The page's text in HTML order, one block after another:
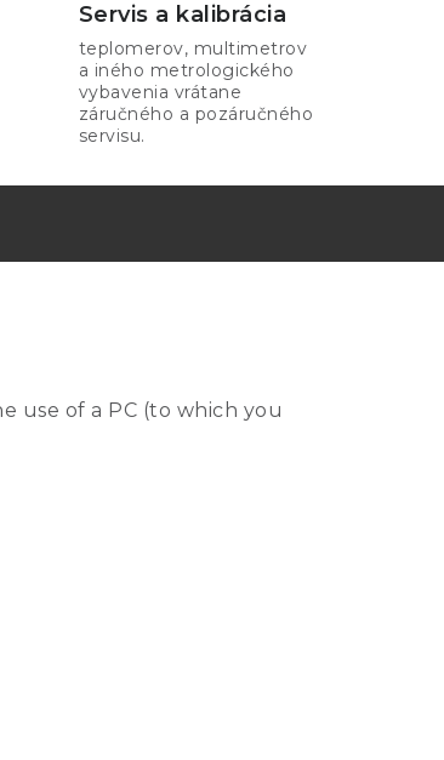
Servis a kalibrácia
teplomerov, multimetrov
a iného metrologického
vybavenia vrátane
záručného a pozáručného
servisu.
use of a PC (to which you